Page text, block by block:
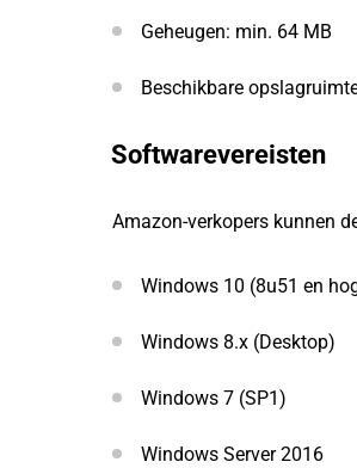
Geheugen: min. 64 MB
Beschikbare
Softwarevereisten
Amazon-verkopers kunnen
Windows 10 (8u51 en
Windows 8.x (Desktop)
Windows 7 (SP1)
Windows Server 2016